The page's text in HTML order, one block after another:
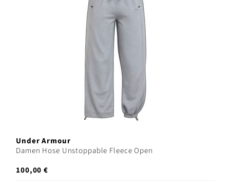
Under Armour
Damen Hose Unstoppable Fleece Open
100,00 €